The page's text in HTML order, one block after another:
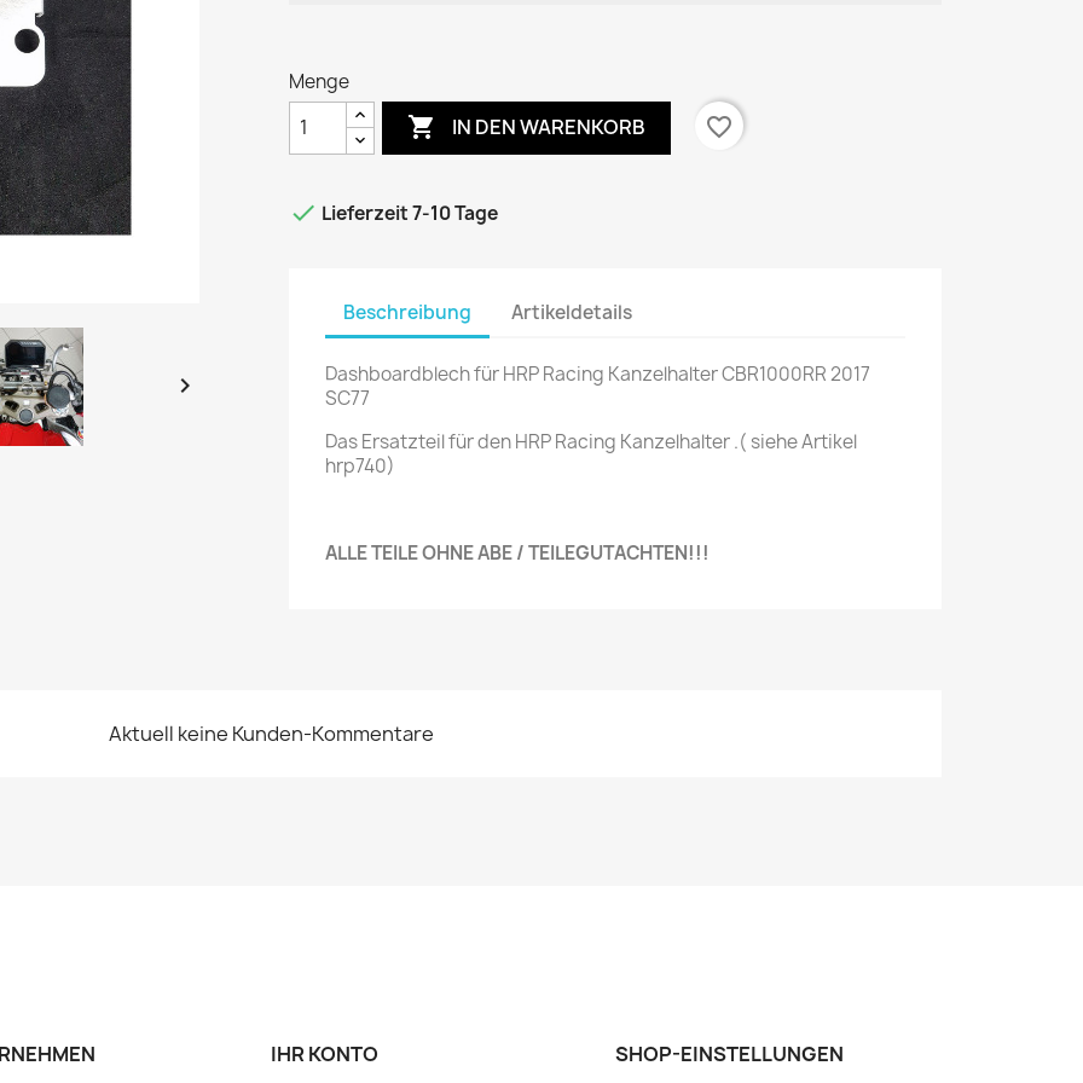

Menge
 IN DEN WARENKORB favorite_border
 Lieferzeit 7-10 Tage
Beschreibung Artikeldetails
Dashboardblech für HRP Racing Kanzelhalter CBR1000RR 2017
SC77
Das Ersatzteil für den HRP Racing Kanzelhalter .( siehe Artikel
hrp740)
ALLE TEILE OHNE ABE / TEILEGUTACHTEN!!!
Aktuell keine Kunden-Kommentare
IHR KONTO SHOP-EINSTELLUNGEN